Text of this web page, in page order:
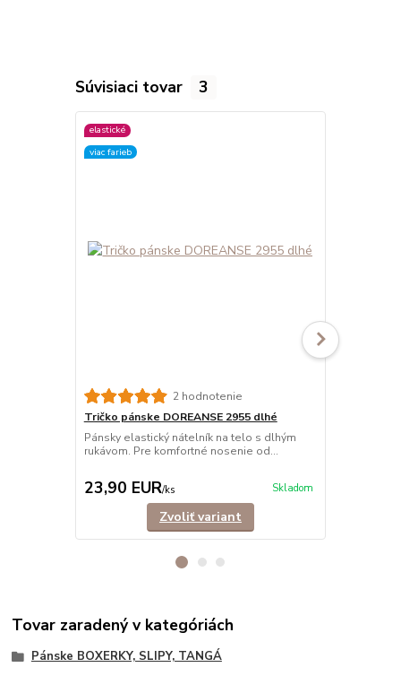
Súvisiaci tovar 3
elastické
viac farieb
2 hodnotenie
Tričko pánske DOREANSE 2955 dlhé
Pánsky elastický nátelník na telo s dlhým
rukávom. Pre komfortné nosenie od...
23,90 EUR/ks Skladom
Zvoliť variant
Tovar zaradený v kategóriách
Pánske BOXERKY, SLIPY, TANGÁ